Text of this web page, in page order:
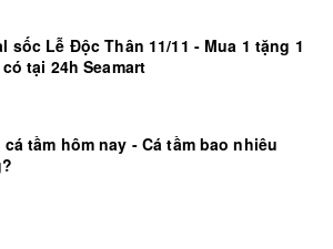
sốc Lễ Độc Thân 11/11 - Mua 1 tặng 1
tại 24h Seamart
cá tầm hôm nay - Cá tầm bao nhiêu